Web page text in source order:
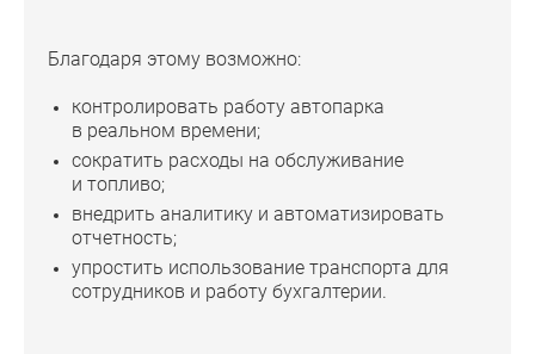
Благодаря этому возможно:
контролировать работу автопарка
в реальном времени;
сократить расходы на обслуживание
и топливо;
внедрить аналитику и автоматизировать
отчетность;
упростить использование транспорта для
сотрудников и работу бухгалтерии.